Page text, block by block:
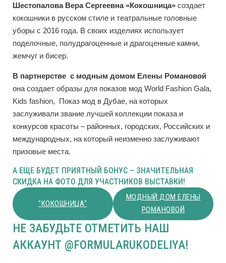
Шестопалова Вера Сергеевна«Кокошница» создает
кокошники в русском стиле и театральные головные
уборы с 2016 года. В своих изделиях использует
поделочные, полудрагоценные и драгоценные камни,
жемчуг и бисер.
В партнерствес модным домом Елены Романовой
она создает образы для показов мод World Fashion Gala,
Kids fashion, Показ мод в Дубае, на которых
заслуживали звание лучшей коллекции показа и
конкурсов красоты – районных, городских, Российских и
международных, на который неизменно заслуживают
призовые места.
А ЕЩЕ БУДЕТ ПРИЯТНЫЙ БОНУС – ЗНАЧИТЕЛЬНАЯ
СКИДКА НА ФОТО ДЛЯ УЧАСТНИКОВ ВЫСТАВКИ!
"КОКОШНИЦА"
МОДНЫЙ ДОМ ЕЛЕНЫ
РОМАНОВОЙ
НЕ ЗАБУДЬТЕ ОТМЕТИТЬ НАШ
АККАУНТ @FORMULARUKODELIYA!